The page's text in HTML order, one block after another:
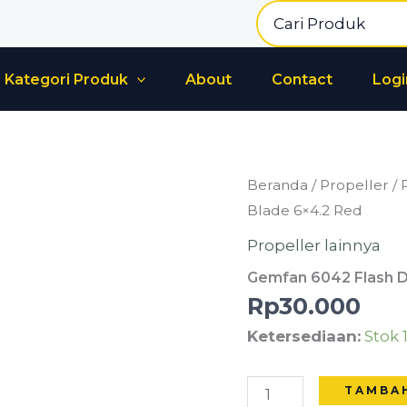
Search
for:
Kategori Produk About Contact
Beranda / Propeller /
Blade 6×4.2 Red
Propeller lainnya
Gemfan 6042 Flash
Rp30.000
Ketersediaan: Stok
Kuantitas
Gemfan
6042
Durable
2
Blade
Red